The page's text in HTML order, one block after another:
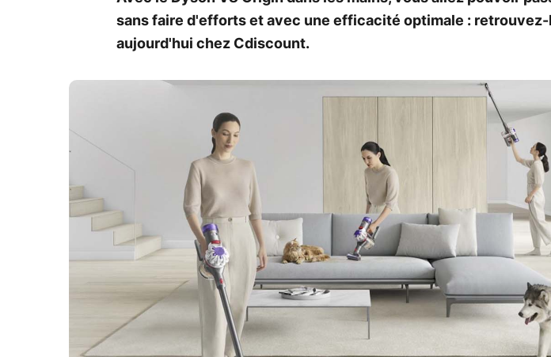
sans faire d'efforts et avec une efficacité optimale :
aujourd'hui chez Cdiscount.